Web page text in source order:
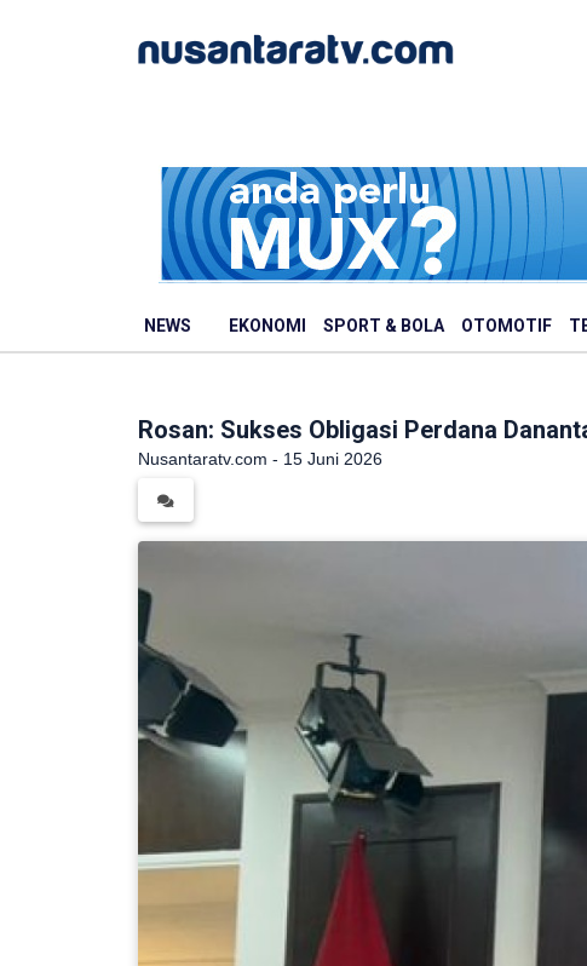
NEWS EKONOMI SPORT & BOLA OTOMOTIF
Rosan: Sukses Obligasi Perdana
Nusantaratv.com - 15 Juni 2026